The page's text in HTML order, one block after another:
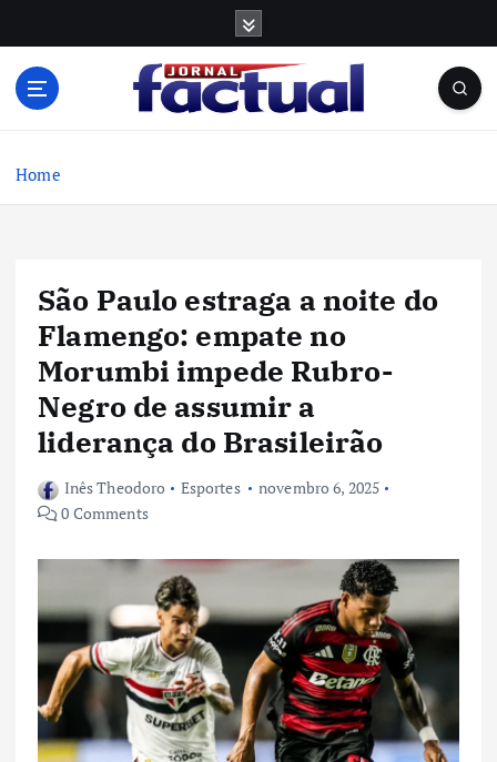
Home
São Paulo estraga a noite do
Flamengo: empate no
Morumbi impede Rubro-
Negro de assumir a
liderança do Brasileirão
Inês Theodoro Esportes
novembro 6, 2025
0 Comments